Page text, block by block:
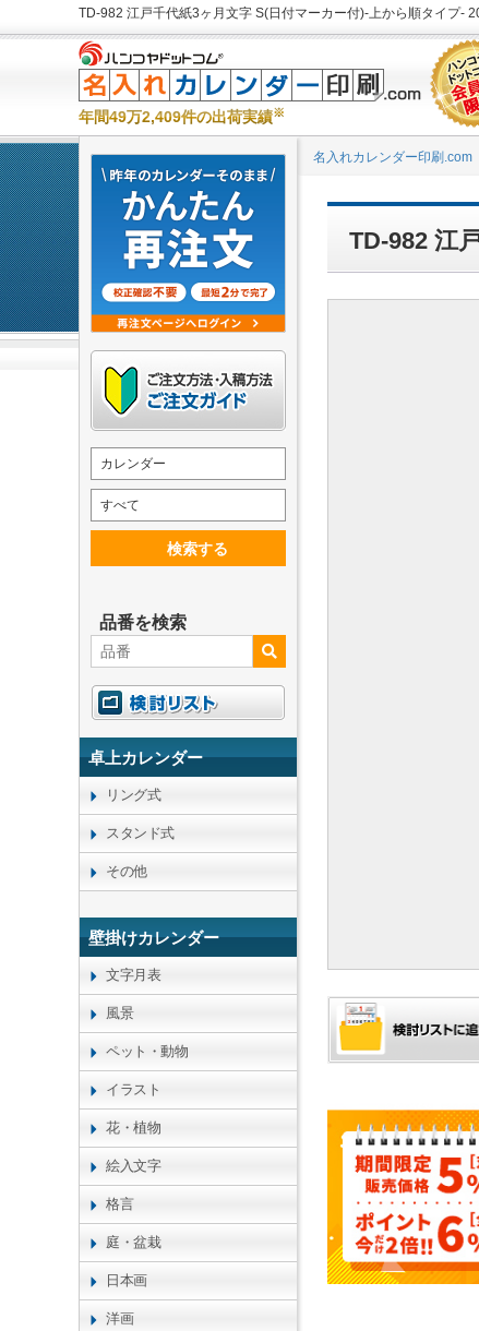
年間49万2,409件の出荷実績※
名入れカレンダー印刷.com
TD-982 江
カレンダー
すべて
検索する
品番を検索
卓上カレンダー
リング式
スタンド式
その他
壁掛けカレンダー
文字月表
風景
ペット・動物
イラスト
花・植物
絵入文字
格言
庭・盆栽
日本画
洋画